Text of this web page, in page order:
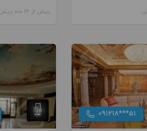
بیش از 12 ماه پیش
091218***51